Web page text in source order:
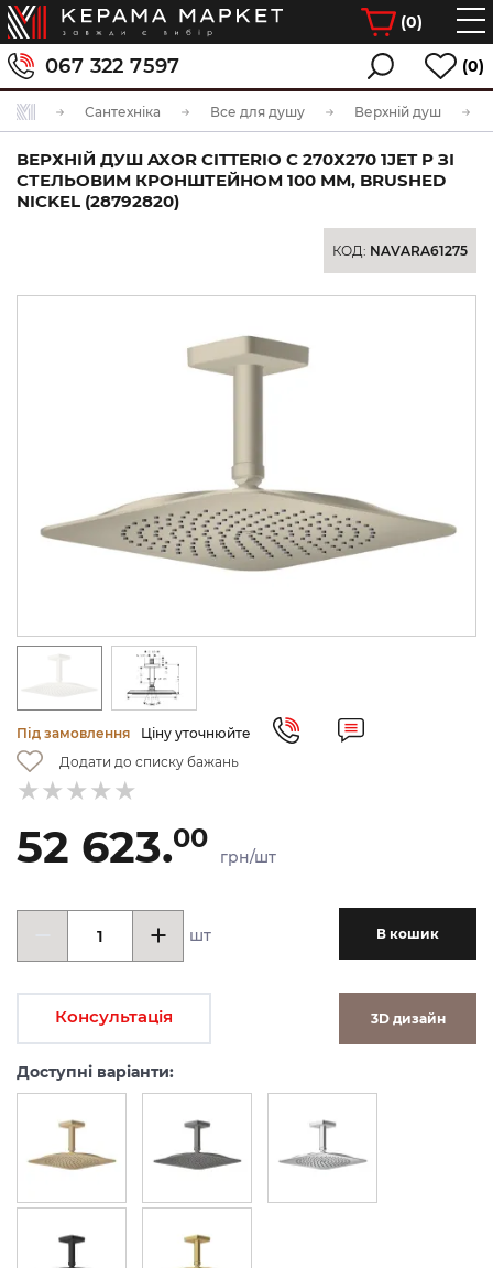
(0)
067 322 7597 (0)
Сантехніка Все для душу Верхній душ
ВЕРХНІЙ ДУШ AXOR CITTERIO C 270Х270 1JET P ЗІ
СТЕЛЬОВИМ КРОНШТЕЙНОМ 100 ММ, BRUSHED
NICKEL (28792820)
КОД: NAVARA61275
Під замовлення
Ціну уточнюйте
Додати до списку бажань
52 623.00
грн/шт
шт В кошик
Консультація 3D дизайн
Доступні варіанти: